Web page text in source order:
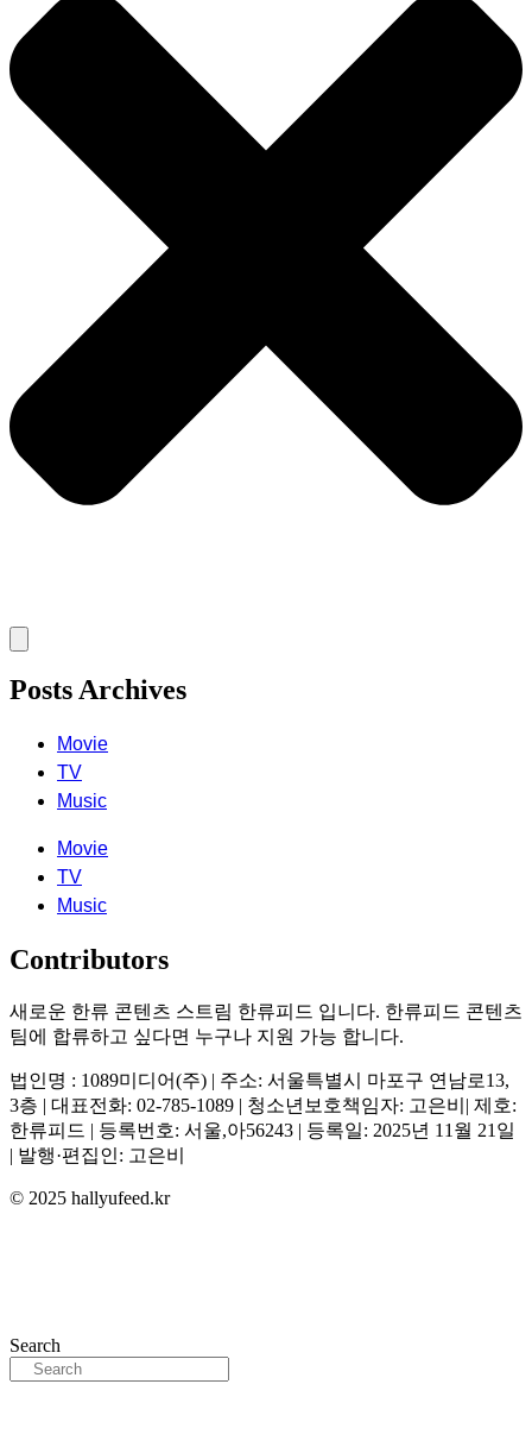
Posts Archives
Movie
TV
Music
Movie
TV
Music
Contributors
새로운 한류 콘텐츠 스트림 한류피드 입니다. 한류피드 콘텐츠
팀에 합류하고 싶다면 누구나 지원 가능 합니다.
법인명 : 1089미디어(주) | 주소: 서울특별시 마포구 연남로13,
3층 | 대표전화: 02-785-1089 | 청소년보호책임자: 고은비| 제호:
한류피드 | 등록번호: 서울,아56243 | 등록일: 2025년 11월 21일
| 발행·편집인: 고은비
© 2025 hallyufeed.kr
Search